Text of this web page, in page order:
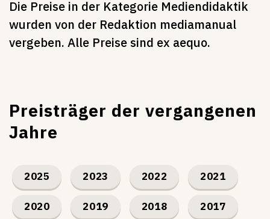
Die Preise in der Kategorie Mediendidaktik
wurden von der Redaktion mediamanual
vergeben. Alle Preise sind ex aequo.
Preisträger der vergangenen
Jahre
2025 2023 2022 2021
2020 2019 2018 2017